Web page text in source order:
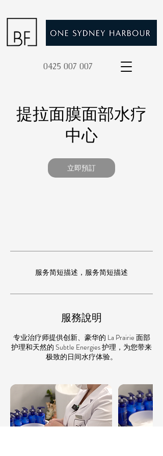
0425 007 007
提拉面膜面部水疗
中心
立即預訂
服务简短描述，服务简短描述
服務說明
专业治疗师提供创新、豪华的 La Prairie 面部
护理和天然的 Subtle Energies 护理，为您带来
极致的日间水疗体验。